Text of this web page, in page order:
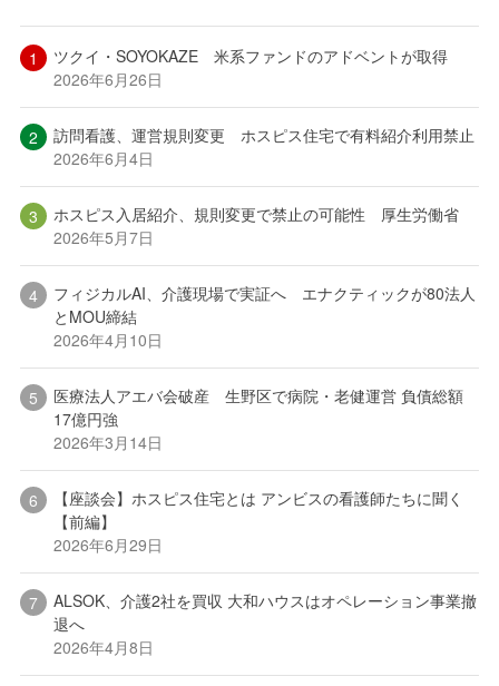
ツクイ・SOYOKAZE 米系ファンドのアドベントが取得
2026年6月26日
訪問看護、運営規則変更 ホスピス住宅で有料紹介利用禁止
2026年6月4日
ホスピス入居紹介、規則変更で禁止の可能性 厚生労働省
2026年5月7日
フィジカルAI、介護現場で実証へ エナクティックが80法人
とMOU締結
2026年4月10日
医療法人アエバ会破産 生野区で病院・老健運営 負債総額
17億円強
2026年3月14日
【座談会】ホスピス住宅とは アンビスの看護師たちに聞く
【前編】
2026年6月29日
ALSOK、介護2社を買収 大和ハウスはオペレーション事業撤
退へ
2026年4月8日